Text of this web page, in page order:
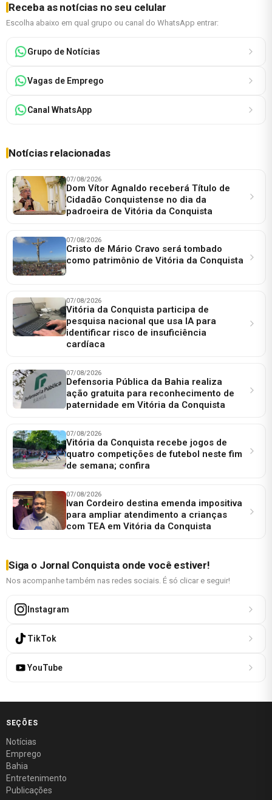
Receba as notícias no seu celular
Escolha abaixo em qual grupo ou canal do WhatsApp entrar:
Grupo de Notícias
Vagas de Emprego
Canal WhatsApp
Notícias relacionadas
07/08/2026
Dom Vítor Agnaldo receberá Título de
Cidadão Conquistense no dia da
padroeira de Vitória da Conquista
07/08/2026
Cristo de Mário Cravo será tombado
como patrimônio de Vitória da Conquista
07/08/2026
Vitória da Conquista participa de
pesquisa nacional que usa IA para
identificar risco de insuficiência
cardíaca
07/08/2026
Defensoria Pública da Bahia realiza
ação gratuita para reconhecimento de
paternidade em Vitória da Conquista
07/08/2026
Vitória da Conquista recebe jogos de
quatro competições de futebol neste fim
de semana; confira
07/08/2026
Ivan Cordeiro destina emenda impositiva
para ampliar atendimento a crianças
com TEA em Vitória da Conquista
Siga o Jornal Conquista onde você estiver!
Nos acompanhe também nas redes sociais. É só clicar e seguir!
Instagram
TikTok
YouTube
SEÇÕES
Notícias
Emprego
Bahia
Entretenimento
Publicações